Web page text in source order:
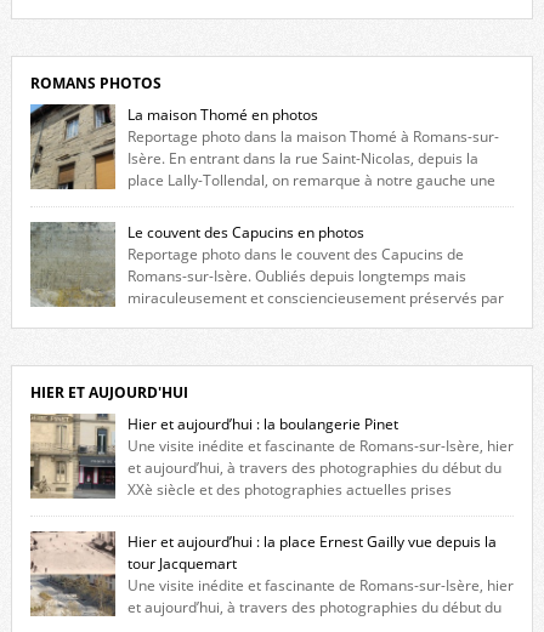
ROMANS PHOTOS
La maison Thomé en photos
Reportage photo dans la maison Thomé à Romans-sur-
Isère. En entrant dans la rue Saint-Nicolas, depuis la
place Lally-Tollendal, on remarque à notre gauche une
maison construite au XVIè siècle. Les deux façades sont ornées de
fenêtres jumelles à meneaux. Entre ces deux étages, on peut voir une
niche qui contient une statue de la Vierge. […]
Le couvent des Capucins en photos
Reportage photo dans le couvent des Capucins de
Romans-sur-Isère. Oubliés depuis longtemps mais
miraculeusement et consciencieusement préservés par
l’histoire de la redécouverte de vestiges du couvent des Capucins ! Petit
retour sur l’histoire […]
HIER ET AUJOURD'HUI
Hier et aujourd’hui : la boulangerie Pinet
Une visite inédite et fascinante de Romans-sur-Isère, hier
et aujourd’hui, à travers des photographies du début du
XXè siècle et des photographies actuelles prises
exactement dans le même cadre ! A l’angle de la place Jean Jaurès et de
l’avenue Victor Hugo (à côté d’Intermarché), à Romans. La boulangerie
Jules Pinet est inscrite dans le […]
Hier et aujourd’hui : la place Ernest Gailly vue depuis la
tour Jacquemart
Une visite inédite et fascinante de Romans-sur-Isère, hier
et aujourd’hui, à travers des photographies du début du